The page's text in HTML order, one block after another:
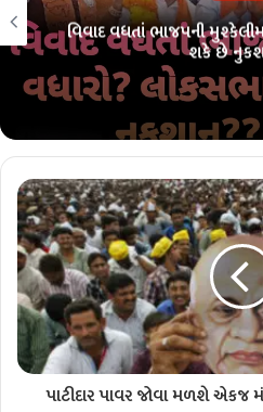
વિવાદ વધતાં ભાજપની
શકે છે
પાટીદાર પાવર જોવા મળશે એકજ